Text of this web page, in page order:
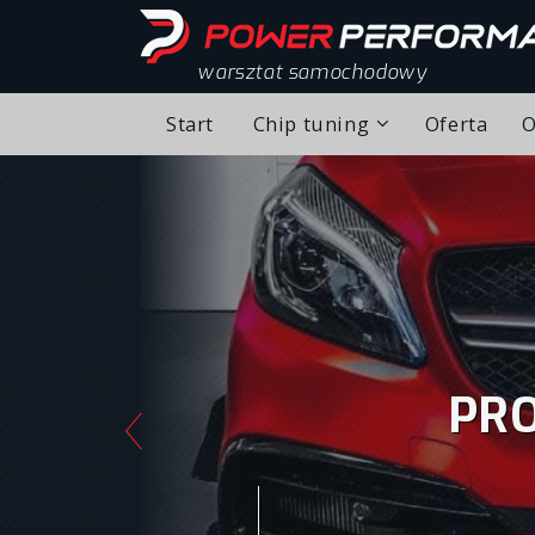
warsztat samochodowy
Start Chip tuning
Chip tuning – realizacje
Alfa Romeo
Audi
BMW
Citroen
Fiat
Oferta